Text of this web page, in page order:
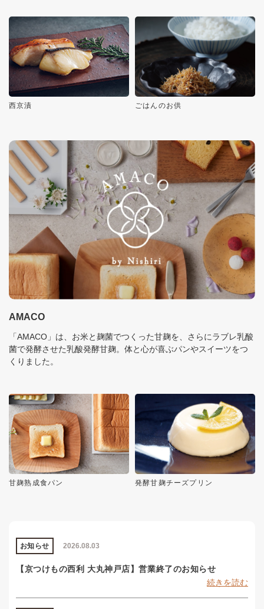
西京漬 ごはんのお供
AMACO
「AMACO」は、お米と麹菌でつくった甘麹を、さらにラブレ乳酸
菌で発酵させた乳酸発酵甘麹。体と心が喜ぶパンやスイーツをつ
くりました。
甘麹熟成食パン 発酵甘麹チーズプリン
2026.08.03
お知らせ
【京つけもの西利 大丸神戸店】営業終了のお知らせ
続きを読む